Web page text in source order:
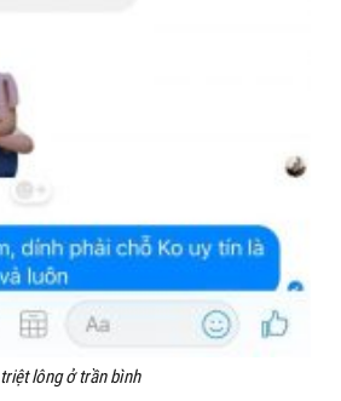
triệt lông ở trần bình